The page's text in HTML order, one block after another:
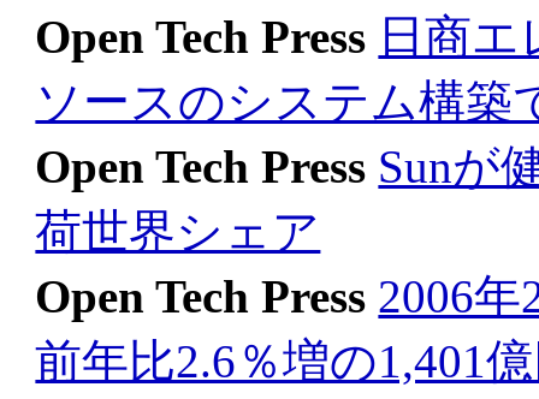
Open Tech Press 日商
ソースのシステム構築
Open Tech Press Sunが
荷世界シェア
Open Tech Press 2006
前年比2.6％増の1,401